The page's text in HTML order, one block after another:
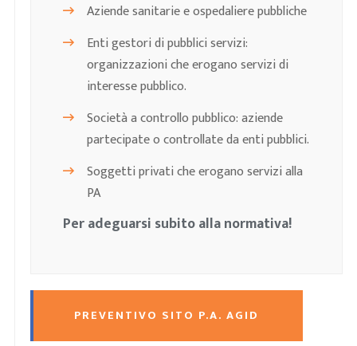
Aziende sanitarie e ospedaliere pubbliche
Enti gestori di pubblici servizi:
organizzazioni che erogano servizi di
interesse pubblico.
Società a controllo pubblico: aziende
partecipate o controllate da enti pubblici.
Soggetti privati che erogano servizi alla
PA
Per adeguarsi subito alla normativa!
PREVENTIVO SITO P.A. AGID